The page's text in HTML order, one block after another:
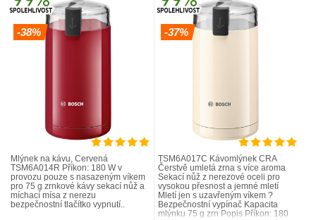
-38%
Mlýnek na kávu, Červená
TSM6A014R Příkon: 180 W v
provozu pouze s nasazeným víkem
pro 75 g zrnkové kávy sekací nůž a
míchací mísa z nerezu
bezpečnostní tlačítko vypnutí..
-37%
TSM6A017C Kávomlýnek CRA
Čerstvě umletá zrna s více aroma
Sekací nůž z nerezové oceli pro
vysokou přesnost a jemné mletí
Mletí jen s uzavřeným víkem ?
Bezpečnostní vypínač Kapacita
mlýnku 75 g zrn Popis Příkon: 180